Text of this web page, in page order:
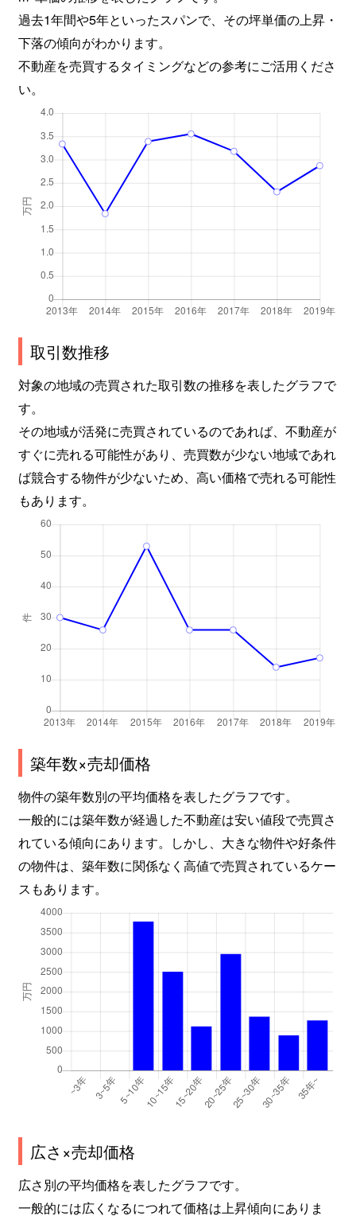
過去1年間や5年といったスパンで、その坪単価の上昇・
下落の傾向がわかります。
不動産を売買するタイミングなどの参考にご活用くださ
い。
取引数推移
対象の地域の売買された取引数の推移を表したグラフで
す。
その地域が活発に売買されているのであれば、不動産が
すぐに売れる可能性があり、売買数が少ない地域であれ
ば競合する物件が少ないため、高い価格で売れる可能性
もあります。
築年数×売却価格
物件の築年数別の平均価格を表したグラフです。
一般的には築年数が経過した不動産は安い値段で売買さ
れている傾向にあります。しかし、大きな物件や好条件
の物件は、築年数に関係なく高値で売買されているケー
スもあります。
広さ×売却価格
広さ別の平均価格を表したグラフです。
一般的には広くなるにつれて価格は上昇傾向にありま